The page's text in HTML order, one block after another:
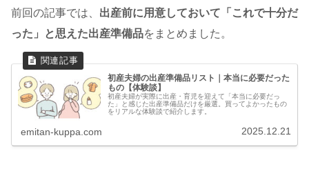
前回の記事では、 出産前に用意しておいて「これで十分だ
った」と思えた出産準備品をまとめました。
初産夫婦の出産準備品リスト｜本当に必要だった
もの【体験談】
初産夫婦が実際に出産・育児を迎えて「本当に必要だっ
た」と感じた出産準備品だけを厳選。買ってよかったもの
をリアルな体験談で紹介します。
emitan-kuppa.com 2025.12.21